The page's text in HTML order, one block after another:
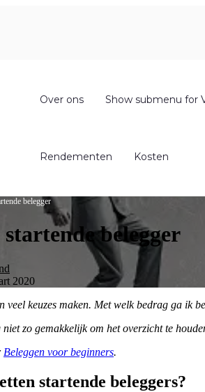
Over ons Show submenu for
Rendementen Kosten
belegger
belegger
2020
veel keuzes maken. Met welk bedrag ga ik
zo gemakkelijk om het overzicht te
Beleggen voor beginners.
startende beleggers?